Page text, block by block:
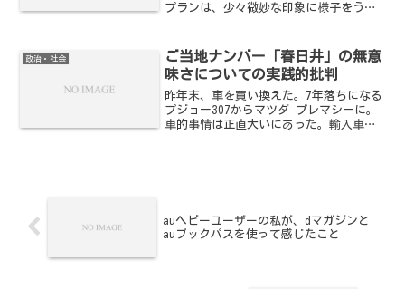
プランは、少々微妙な印象に様子をうか
きことなんですが、Webサイト上の説明が
非常に分かりづらい...
政治・社会
ご当地ナンバー「春日井」の無意
味さについての実践的批判
昨年末、車を買い換えた。7年落ちになる
プジョー307からマツダ プレマシーに。
車的事情は正直大いにあった。輸入車な
auヘビーユーザーの私が、dマガジンと
auブックパスを使って感じたこと